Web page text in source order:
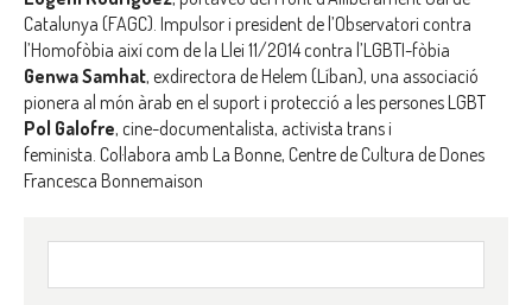
Catalunya (FAGC). Impulsor i president de l’Observatori contra
l’Homofòbia així com de la Llei 11/2014 contra l’LGBTI-fòbia
Genwa Samhat, exdirectora de Helem (Líban), una associació
pionera al món àrab en el suport i protecció a les persones LGBT
Pol Galofre, cine-documentalista, activista trans i
feminista. Col·labora amb La Bonne, Centre de Cultura de Dones
Francesca Bonnemaison